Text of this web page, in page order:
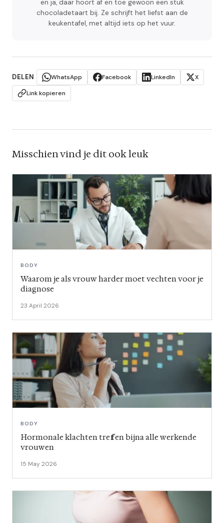
en ja, daar hoort af en toe gewoon een stuk
chocoladetaart bij. Ze schrijft het liefst aan de
keukentafel, met altijd iets op het vuur.
DELEN WhatsApp Facebook LinkedIn
X
Link kopieren
Misschien vind je dit ook leuk
BODY
Waarom je als vrouw harder moet vechten voor je
diagnose
23 April 2026
BODY
Hormonale klachten treffen bijna alle werkende
vrouwen
15 May 2026